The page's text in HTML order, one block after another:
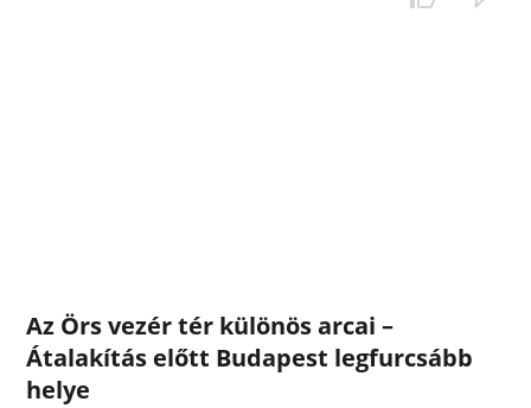
Az Örs vezér tér különös arcai –
Átalakítás előtt Budapest legfurcsább
helye